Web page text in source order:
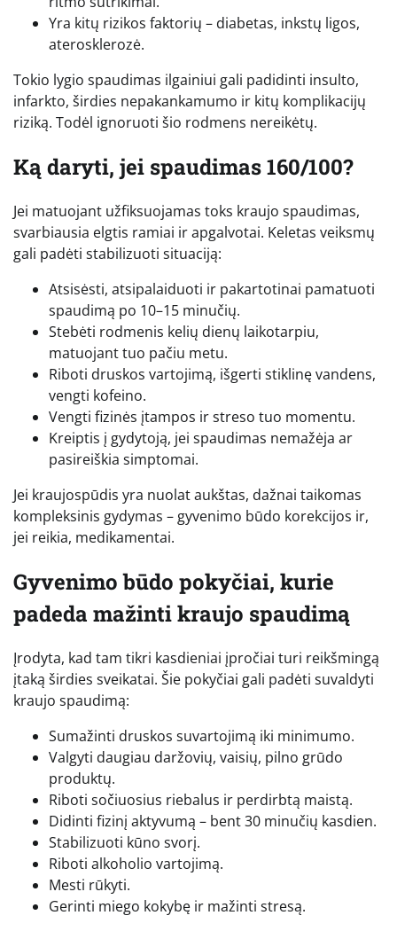
Yra kitų rizikos faktorių – diabetas, inkstų ligos,
aterosklerozė.
Tokio lygio spaudimas ilgainiui gali padidinti insulto,
infarkto, širdies nepakankamumo ir kitų komplikacijų
riziką. Todėl ignoruoti šio rodmens nereikėtų.
Ką daryti, jei spaudimas 160/100?
Jei matuojant užfiksuojamas toks kraujo spaudimas,
svarbiausia elgtis ramiai ir apgalvotai. Keletas veiksmų
gali padėti stabilizuoti situaciją:
Atsisėsti, atsipalaiduoti ir pakartotinai pamatuoti
spaudimą po 10–15 minučių.
Stebėti rodmenis kelių dienų laikotarpiu,
matuojant tuo pačiu metu.
Riboti druskos vartojimą, išgerti stiklinę vandens,
vengti kofeino.
Vengti fizinės įtampos ir streso tuo momentu.
Kreiptis į gydytoją, jei spaudimas nemažėja ar
pasireiškia simptomai.
Jei kraujospūdis yra nuolat aukštas, dažnai taikomas
kompleksinis gydymas – gyvenimo būdo korekcijos ir,
jei reikia, medikamentai.
Gyvenimo būdo pokyčiai, kurie
padeda mažinti kraujo spaudimą
Įrodyta, kad tam tikri kasdieniai įpročiai turi reikšmingą
įtaką širdies sveikatai. Šie pokyčiai gali padėti suvaldyti
kraujo spaudimą:
Sumažinti druskos suvartojimą iki minimumo.
Valgyti daugiau daržovių, vaisių, pilno grūdo
produktų.
Riboti sočiuosius riebalus ir perdirbtą maistą.
Didinti fizinį aktyvumą – bent 30 minučių kasdien.
Stabilizuoti kūno svorį.
Riboti alkoholio vartojimą.
Mesti rūkyti.
Gerinti miego kokybę ir mažinti stresą.